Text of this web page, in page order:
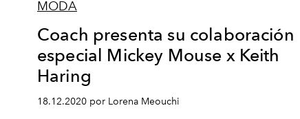
MODA
Coach presenta su colaboración
especial Mickey Mouse x Keith
Haring
18.12.2020 por Lorena Meouchi